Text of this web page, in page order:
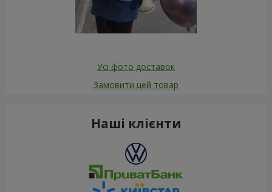
Усі фото доставок
Замовити цей товар
Наші клієнти